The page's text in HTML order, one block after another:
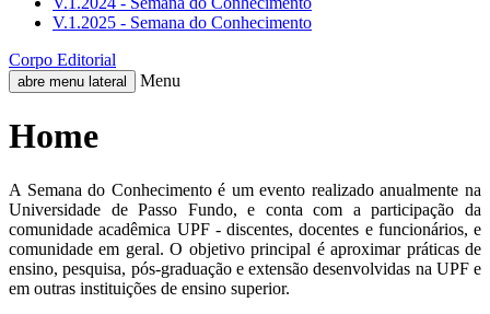
V.1.2025 - Semana do Conhecimento
Corpo Editorial
abre menu lateral Menu
Home
A Semana do Conhecimento é um evento realizado anualmente na
Universidade de Passo Fundo, e conta com a participação da
comunidade acadêmica UPF - discentes, docentes e funcionários, e
comunidade em geral. O objetivo principal é aproximar práticas de
ensino, pesquisa, pós-graduação e extensão desenvolvidas na UPF e
em outras instituições de ensino superior.